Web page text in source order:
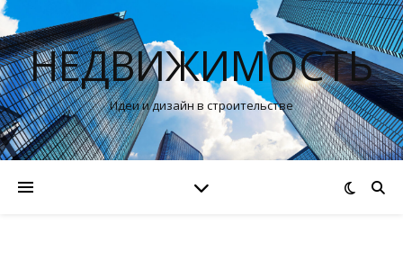
НЕДВИЖИМОСТЬ
Идеи и дизайн в строительстве